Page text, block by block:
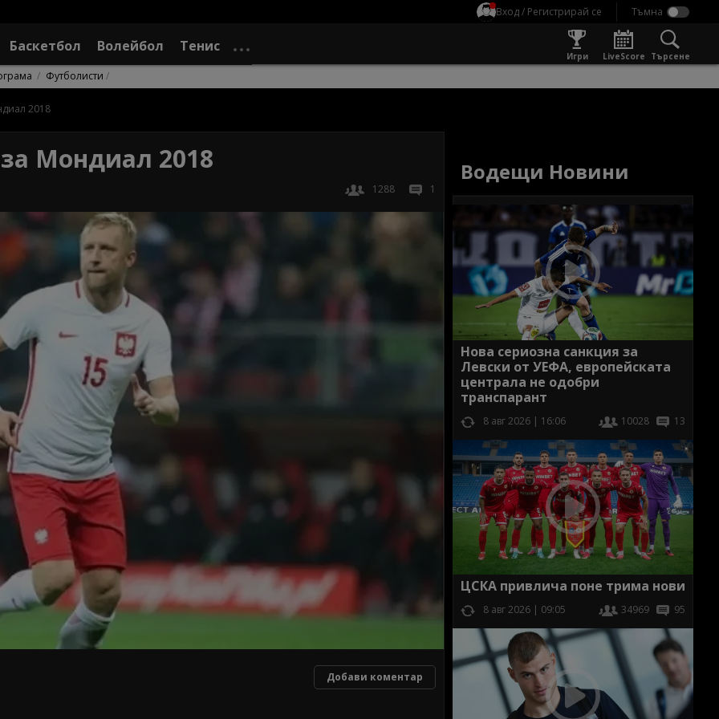
Вход / Регистрирай се
Баскетбол Волейбол Тенис
Игри LiveScore Търсене
Футболисти
2018
Мондиал 2018
1288 1
Добави коментар
Водещи Новини
Нова сериозна санкция за
Левски от УЕФА, европейската
централа не одобри
транспарант
8 авг 2026 | 16:06 10028 13
ЦСКА привлича поне трима нови
8 авг 2026 | 09:05 34969 95